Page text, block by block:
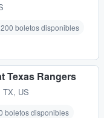
boletos disponibles
Texas Rangers
TX, US
boletos disponibles